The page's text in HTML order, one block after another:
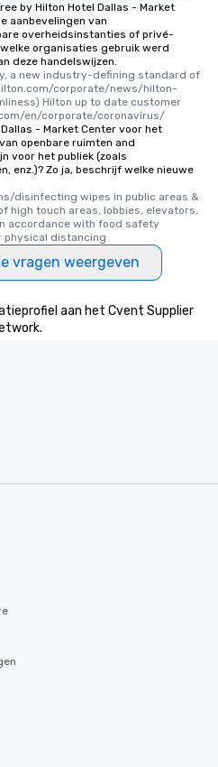
by Hilton Hotel Dallas - Market
aanbevelingen van
overheidsinstanties of privé-
organisaties gebruik werd
deze handelswijzen.
a new industry-defining standard of
corporate/news/hilton-
Hilton up to date customer
en/corporate/coronavirus/
- Market Center voor het
openbare ruimten and
voor het publiek (zoals
enz.)? Zo ja, beschrijf welke nieuwe
disinfecting wipes in public areas &
high touch areas, lobbies, elevators,
accordance with food safety
physical distancing
vragen weergeven
aan het Cvent Supplier